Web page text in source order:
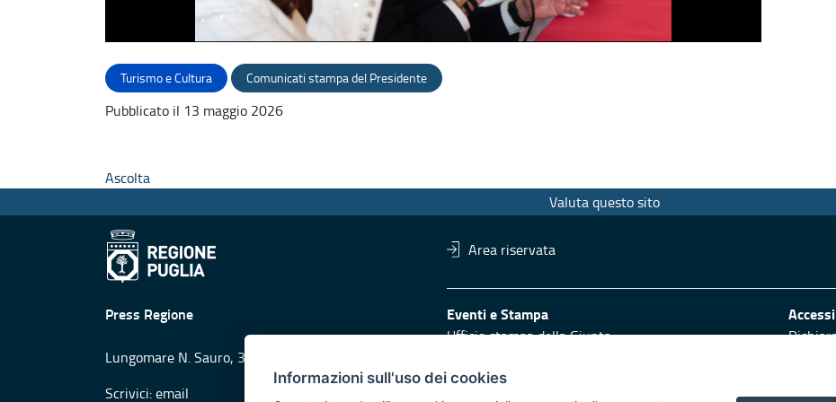
Turismo e Cultura Comunicati stampa del Presidente
Pubblicato il 13 maggio 2026
Ascolta
Valuta questo sito
Area riservata
Press Regione
Lungomare N. Sauro, 33 - 70121 Bari
Scrivici:email
Eventi e Stampa
Ufficio stampa della Giunta
Logo e identità regionale
Informazioni sull'uso dei cookies